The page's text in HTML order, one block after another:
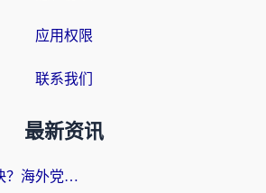
应用权限
联系我们
最新资讯
归雁加速器怎么升级快？海外党无缝访问国内资源的全攻略（附免费VPN推荐Dcard热门款）